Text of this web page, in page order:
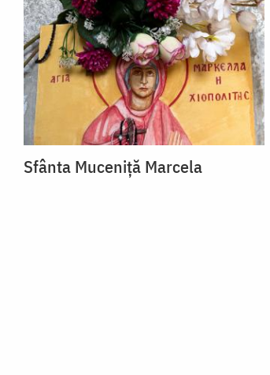
Sfânta Muceniță Marcela